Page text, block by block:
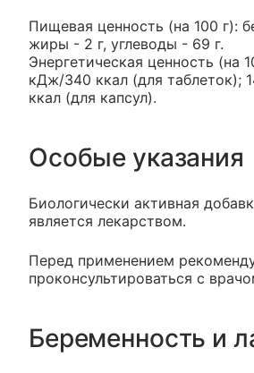
Пищевая ценность (на 100 г):
жиры - 2 г, углеводы - 69 г.
Энергетическая ценность (на
кДж/340 ккал (для таблеток);
ккал (для капсул).
Особые указания
Биологически активная
является лекарством.
Перед применением
проконсультироваться с
Беременность и